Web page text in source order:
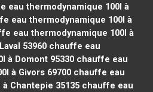
eau thermodynamique 100l à
eau thermodynamique 100l à
eau thermodynamique 100l à
53960 chauffe eau
à Domont 95330 chauffe eau
à Givors 69700chauffe eau
Chantepie 35135chauffe eau